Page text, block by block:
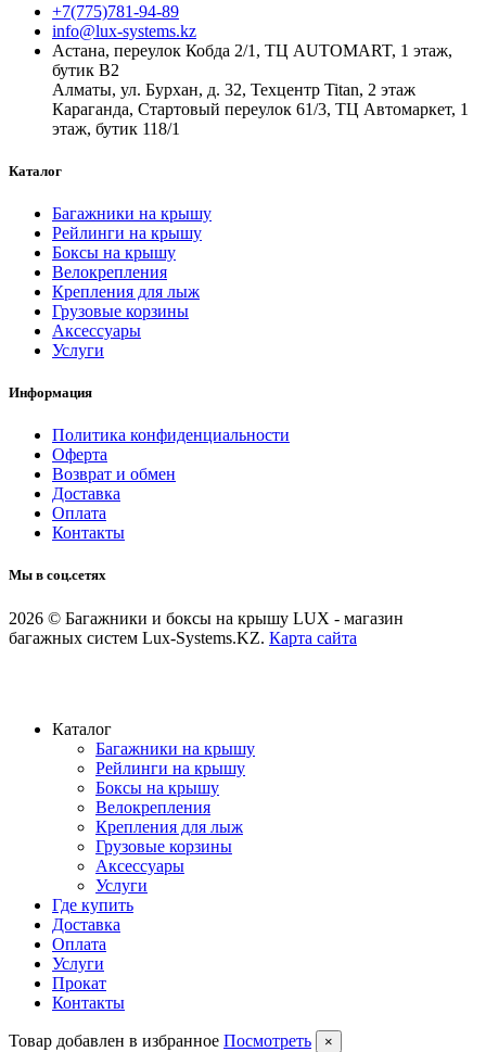
+7(775)781-94-89
info@lux-systems.kz
Астана, переулок Кобда 2/1, ТЦ AUTOMART, 1 этаж,
бутик B2
Алматы, ул. Бурхан, д. 32, Техцентр Titan, 2 этаж
Караганда, Стартовый переулок 61/3, ТЦ Автомаркет, 1
этаж, бутик 118/1
Каталог
Багажники на крышу
Рейлинги на крышу
Боксы на крышу
Велокрепления
Крепления для лыж
Грузовые корзины
Аксессуары
Услуги
Информация
Политика конфиденциальности
Оферта
Возврат и обмен
Доставка
Оплата
Контакты
Мы в соц.сетях
2026 © Багажники и боксы на крышу LUX - магазин
багажных систем Lux-Systems.KZ. Карта сайта
Каталог
Багажники на крышу
Рейлинги на крышу
Боксы на крышу
Велокрепления
Крепления для лыж
Грузовые корзины
Аксессуары
Услуги
Где купить
Доставка
Оплата
Услуги
Прокат
Контакты
Товар добавлен в избранное Посмотреть ×